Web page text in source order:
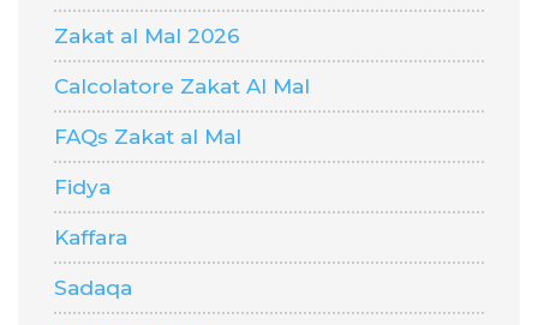
Zakat al Mal 2026
Calcolatore Zakat Al Mal
FAQs Zakat al Mal
Fidya
Kaffara
Sadaqa